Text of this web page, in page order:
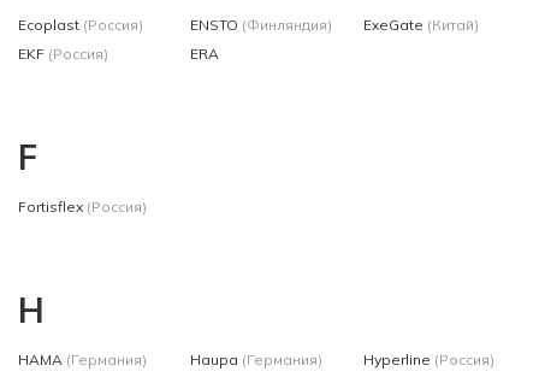
Ecoplast (Россия)
EKF (Россия)
ENSTO (Финляндия)
ERA
ExeGate (Китай)
F
Fortisflex (Россия)
H
HAMA (Германия) Haupa (Германия) Hyperline (Россия)